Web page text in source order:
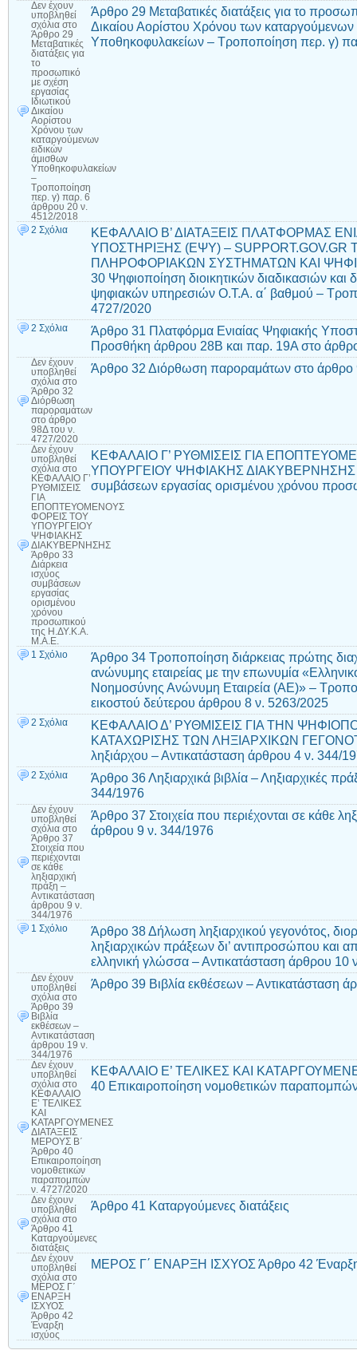
Δεν έχουν
υποβληθεί
σχόλια στο
Άρθρο 29
Μεταβατικές
διατάξεις για
το
προσωπικό
με σχέση
εργασίας
Ιδιωτικού
Δικαίου
Αορίστου
Χρόνου των
καταργούμενων
ειδικών
άμισθων
Υποθηκοφυλακείων
–
Τροποποίηση
περ. γ) παρ. 6
άρθρου 20 ν.
4512/2018
Άρθρο 29 Μεταβατικές διατάξεις για το
Δικαίου Αορίστου Χρόνου των καταργούμενων
Υποθηκοφυλακείων – Τροποποίηση περ. γ)
2 Σχόλια
ΚΕΦΑΛΑΙΟ Β’ ΔΙΑΤΑΞΕΙΣ ΠΛΑΤΦΟΡΜΑΣ
ΥΠΟΣΤΗΡΙΞΗΣ (ΕΨΥ) –
ΠΛΗΡΟΦΟΡΙΑΚΩΝ ΣΥΣΤΗΜΑΤΩΝ ΚΑΙ
30 Ψηφιοποίηση διοικητικών διαδικασιών και
ψηφιακών υπηρεσιών Ο.Τ.Α. α΄ βαθμού –
4727/2020
2 Σχόλια
Άρθρο 31 Πλατφόρμα Ενιαίας Ψηφιακής
Προσθήκη άρθρου 28Β και παρ. 19Α στο
Δεν έχουν
υποβληθεί
σχόλια στο
Άρθρο 32
Διόρθωση
παροραμάτων
στο άρθρο
98Δ του ν.
4727/2020
Άρθρο 32 Διόρθωση παροραμάτων στο άρθρο
Δεν έχουν
υποβληθεί
σχόλια στο
ΚΕΦΑΛΑΙΟ Γ’
ΡΥΘΜΙΣΕΙΣ
ΓΙΑ
ΕΠΟΠΤΕΥΟΜΕΝΟΥΣ
ΦΟΡΕΙΣ ΤΟΥ
ΥΠΟΥΡΓΕΙΟΥ
ΨΗΦΙΑΚΗΣ
ΔΙΑΚΥΒΕΡΝΗΣΗΣ
Άρθρο 33
Διάρκεια
ισχύος
συμβάσεων
εργασίας
ορισμένου
χρόνου
προσωπικού
της Η.ΔΥ.Κ.Α.
Μ.Α.Ε.
ΚΕΦΑΛΑΙΟ Γ’ ΡΥΘΜΙΣΕΙΣ ΓΙΑ
ΥΠΟΥΡΓΕΙΟΥ ΨΗΦΙΑΚΗΣ ΔΙΑΚΥΒΕΡΝΗΣΗΣ
συμβάσεων εργασίας ορισμένου χρόνου
1 Σχόλιο
Άρθρο 34 Τροποποίηση διάρκειας πρώτης
ανώνυμης εταιρείας με την επωνυμία
Νοημοσύνης Ανώνυμη Εταιρεία (ΑE)» –
εικοστού δεύτερου άρθρου 8 ν. 5263/2025
2 Σχόλια
ΚΕΦΑΛΑΙΟ Δ’ ΡΥΘΜΙΣΕΙΣ ΓΙΑ ΤΗΝ
ΚΑΤΑΧΩΡΙΣΗΣ ΤΩΝ ΛΗΞΙΑΡΧΙΚΩΝ
ληξιάρχου – Αντικατάσταση άρθρου 4 ν. 344/
2 Σχόλια
Άρθρο 36 Ληξιαρχικά βιβλία – Ληξιαρχικές
344/1976
Δεν έχουν
υποβληθεί
σχόλια στο
Άρθρο 37
Στοιχεία που
περιέχονται
σε κάθε
ληξιαρχική
πράξη –
Αντικατάσταση
άρθρου 9 ν.
344/1976
Άρθρο 37 Στοιχεία που περιέχονται σε κάθε
άρθρου 9 ν. 344/1976
1 Σχόλιο
Άρθρο 38 Δήλωση ληξιαρχικού γεγονότος,
ληξιαρχικών πράξεων δι’ αντιπροσώπου
ελληνική γλώσσα – Αντικατάσταση άρθρου 10
Δεν έχουν
υποβληθεί
σχόλια στο
Άρθρο 39
Βιβλία
εκθέσεων –
Αντικατάσταση
άρθρου 19 ν.
344/1976
Άρθρο 39 Βιβλία εκθέσεων – Αντικατάσταση
Δεν έχουν
υποβληθεί
σχόλια στο
ΚΕΦΑΛΑΙΟ
Ε’ ΤΕΛΙΚΕΣ
ΚΑΙ
ΚΑΤΑΡΓΟΥΜΕΝΕΣ
ΔΙΑΤΑΞΕΙΣ
ΜΕΡΟΥΣ Β΄
Άρθρο 40
Επικαιροποίηση
νομοθετικών
παραπομπών
ν. 4727/2020
ΚΕΦΑΛΑΙΟ Ε’ ΤΕΛΙΚΕΣ ΚΑΙ
40 Επικαιροποίηση νομοθετικών
Δεν έχουν
υποβληθεί
σχόλια στο
Άρθρο 41
Καταργούμενες
διατάξεις
Άρθρο 41 Καταργούμενες διατάξεις
Δεν έχουν
υποβληθεί
σχόλια στο
ΜΕΡΟΣ Γ΄
ΕΝΑΡΞΗ
ΙΣΧΥΟΣ
Άρθρο 42
Έναρξη
ισχύος
ΜΕΡΟΣ Γ΄ ΕΝΑΡΞΗ ΙΣΧΥΟΣ Άρθρο 42 Έναρξη